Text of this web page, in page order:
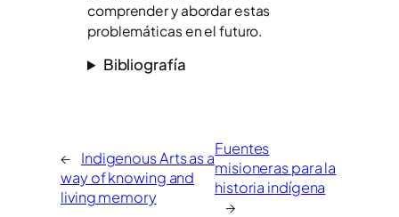
comprender y abordar estas
problemáticas en el futuro.
Bibliografía
←
Indigenous Arts as a
way of knowing and
living memory
Fuentes
misioneras para la
historia indígena
→